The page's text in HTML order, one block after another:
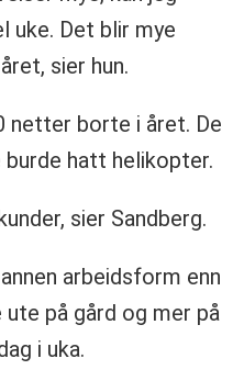
uke. Det blir mye
sier hun.
netter borte i året. De
hatt helikopter.
sier Sandberg.
arbeidsform enn
ute på gård og mer på
i uka.